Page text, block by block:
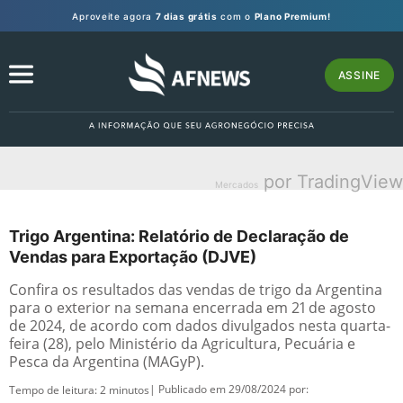
Aproveite agora 7 dias grátis com o Plano Premium!
ASSINE
Mercados por TradingView
Trigo Argentina: Relatório de Declaração de
Vendas para Exportação (DJVE)
Confira os resultados das vendas de trigo da Argentina
para o exterior na semana encerrada em 21 de agosto
de 2024, de acordo com dados divulgados nesta quarta-
feira (28), pelo Ministério da Agricultura, Pecuária e
Pesca da Argentina (MAGyP).
Tempo de leitura:2 minutos | Publicado em 29/08/2024 por: